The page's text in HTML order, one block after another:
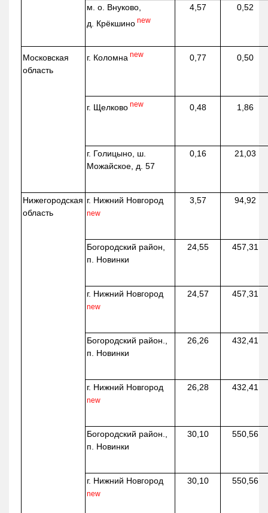
м. о. Внуково,
д. Крёкшино new
4,57 0,52
Московская
область
г. Коломна new 0,77 0,50
г. Щелково new 0,48 1,86
г. Голицыно, ш.
Можайское, д. 57
0,16 21,03
Нижегородская
область
г. Нижний Новгород
new
3,57 94,92
Богородский район,
п. Новинки
24,55 457,31
г. Нижний Новгород
new
24,57 457,31
Богородский район.,
п. Новинки
26,26 432,41
г. Нижний Новгород
new
26,28 432,41
Богородский район.,
п. Новинки
30,10 550,56
г. Нижний Новгород
new
30,10 550,56